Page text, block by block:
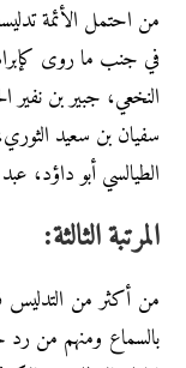
من احتمل الأئمة
في جنب ما روى
النخعي، جبير بن نفير
سفيان بن سعيد
الطيالسي أبو داؤد،
المرتبة الثالثة:
من أكثر من التدليس
بالسماع ومنهم من رد